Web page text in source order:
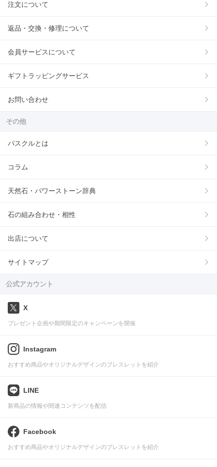
注文について
返品・交換・修理について
会員サービスについて
ギフトラッピングサービス
お問い合わせ
その他
パスクルとは
コラム
天然石・パワーストーン辞典
石の組み合わせ・相性
出店について
サイトマップ
公式アカウント
X
プレゼント企画や期間限定のキャンペーンを開催
Instagram
おすすめ商品やオリジナルデザインのブレスレットを紹介
LINE
新商品の情報や関連コンテンツを配信
Facebook
おすすめ商品やオリジナルデザインのブレスレットを紹介